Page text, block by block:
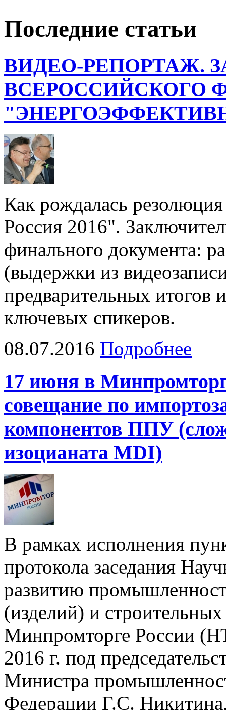
Последние статьи
ВИДЕО-РЕПОРТАЖ.
ВСЕРОССИЙСКОГО
Как рождалась
Россия 2016".
финального документа:
(выдержки из
предварительных итогов
ключевых спикеров.
08.07.2016 Подробнее
17 июня в
совещание по
компонентов ППУ
изоцианата MDI)
В рамках исполнения
протокола заседания
развитию
(изделий) и
Минпромторге России
2016 г. под
Министра
Федерации Г.С.